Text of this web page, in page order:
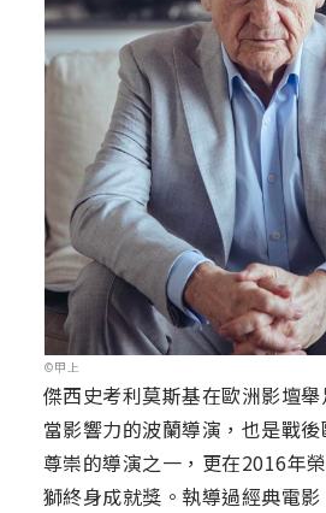
©甲上
傑西史考利莫斯基在歐洲影壇
當影響力的波蘭導演，也是戰
尊崇的導演之一，更在2016年
獅終身成就獎。執導過經典電影